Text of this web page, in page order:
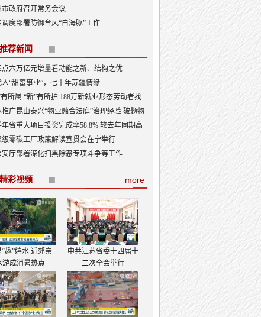
市政府召开常务会议
调度部署防御台风“白海豚”工作
推荐新闻
点六万亿元增量看动能之新、结构之优
人“甜蜜事业”，七十年苏疆情缘
有所属 “新”有所护 188万新就业形态劳动者找
家”
推广昆山泰兴“物业融合法庭”治理经验 破题物
“老大难”
年省重大项目投资完成率58.8% 较去年同期高
个百分点
级零碳工厂政策解读宣贯会在宁举行
安厅部署深化扫黑除恶专项斗争等工作
more
精彩视频
趣”嬉水 近郊亲
游成消暑热点
中共江苏省委十四届十
二次全会举行